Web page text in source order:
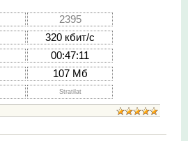
2395
320 кбит/с
00:47:11
107 Мб
Stratilat